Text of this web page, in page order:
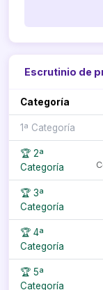
Escrutinio de
Categoría
1ª Categoría
🏆 2ª
Categoría
🏆 3ª
Categoría
🏆 4ª
Categoría
🏆 5ª
Categoría